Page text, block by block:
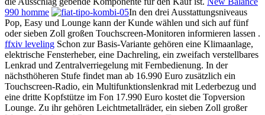
990 homme
In den drei Ausstattungsniveaus
Pop, Easy und Lounge kann der Kunde wählen und sich auf fünf
oder sieben Zoll großen Touchscreen-Monitoren informieren lassen .
ffxiv leveling Schon zur Basis-Variante gehören eine Klimaanlage,
elektrische Fensterheber, eine Dachreling, ein zweifach verstellbares
Lenkrad und Zentralverriegelung mit Fernbedienung. In der
nächsthöheren Stufe findet man ab 16.990 Euro zusätzlich ein
Touchscreen-Radio, ein Multifunktionslenkrad mit Lederbezug und
eine dritte Kopfstütze im Fon 17.990 Euro kostet die Topversion
Lounge. Zu ihr gehören Leichtmetallräder, ein sieben Zoll großer